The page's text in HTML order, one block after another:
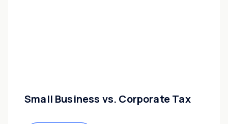
Small Business vs. Corporate Tax